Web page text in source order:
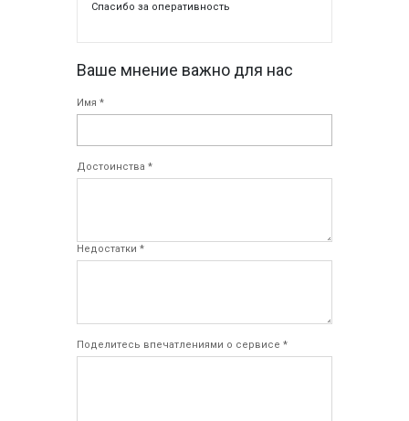
Спасибо за оперативность
Ваше мнение важно для нас
Имя *
Достоинства *
Недостатки *
Поделитесь впечатлениями о сервисе *